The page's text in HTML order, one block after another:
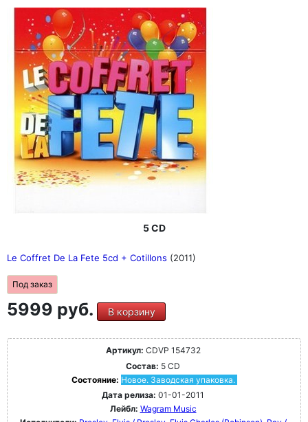
5 CD
Le Coffret De La Fete 5cd + Cotillons (2011)
Под заказ
5999 руб. В корзину
Артикул: CDVP 154732
Состав: 5 CD
Состояние: Новое. Заводская упаковка.
Дата релиза: 01-01-2011
Лейбл: Wagram Music